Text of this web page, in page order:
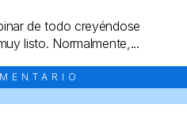
de todo creyéndose
listo. Normalmente,...